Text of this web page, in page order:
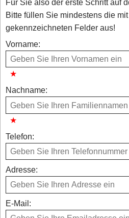
Bitte füllen Sie mindestens die
gekennzeichneten Felder aus!
Vorname:
Nachname:
Telefon:
Adresse:
E-Mail: